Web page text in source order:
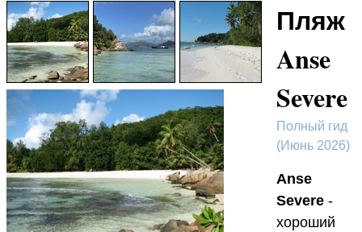
Пляж
Anse
Severe
Полный гид
(Июнь 2026)
Anse
Severe -
хороший